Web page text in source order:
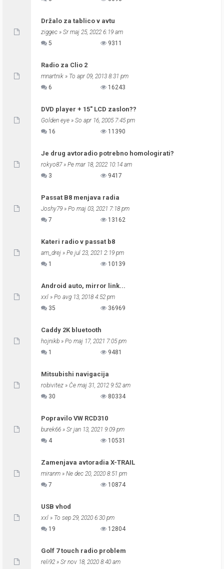
Držalo za tablico v avtu
ziggec » Sr maj 25, 2022 6:19 am
5
9311
Radio za Clio 2
mnartnik » To apr 09, 2013 8:31 pm
6
16243
DVD player + 15" LCD zaslon??
Golden eye » So apr 16, 2005 7:45 pm
16
11390
Je drug avtoradio potrebno homologirati?
rokyo87» Pe mar 18, 2022 10:14 am
3
9417
Passat B8 menjava radia
Joshy79 » Po maj 03, 2021 7:18 pm
7
13162
Kateri radio v passat b8
am_drej » Pe jul 23, 2021 2:19 pm
1
10139
Android auto, mirror link...
xxl » Po avg 13, 2018 4:52 pm
35
36969
Caddy 2K bluetooth
hojnikb » Po maj 17, 2021 7:05 pm
1
9481
Mitsubishi navigacija
robivitez » Če maj 31, 2012 9:52 am
30
80334
Popravilo VW RCD310
burek66 » Sr jan 13, 2021 9:09 pm
4
10531
Zamenjava avtoradia X-TRAIL
miranm » Ne dec 20, 2020 8:51 pm
7
10874
USB vhod
xxl » To sep 29, 2020 6:30 pm
19
12804
Golf 7 touch radio problem
reli92 » Sr nov 18, 2020 8:40 am